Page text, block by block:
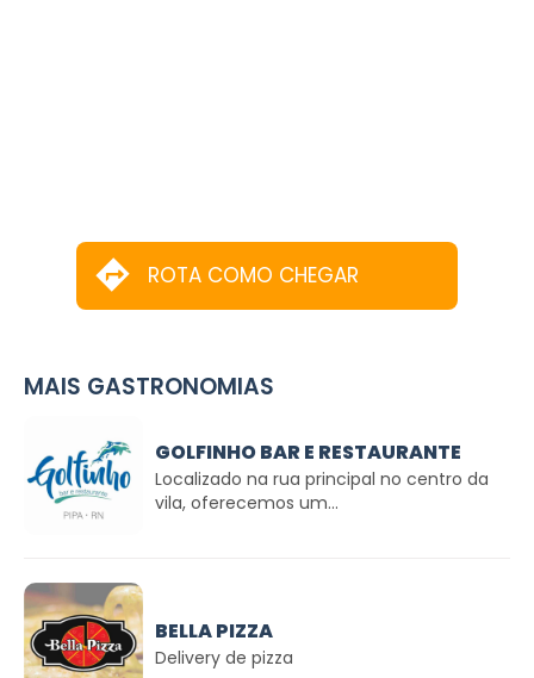
ROTA COMO CHEGAR
MAIS GASTRONOMIAS
GOLFINHO BAR E RESTAURANTE
Localizado na rua principal no centro da
vila, oferecemos um...
BELLA PIZZA
Delivery de pizza